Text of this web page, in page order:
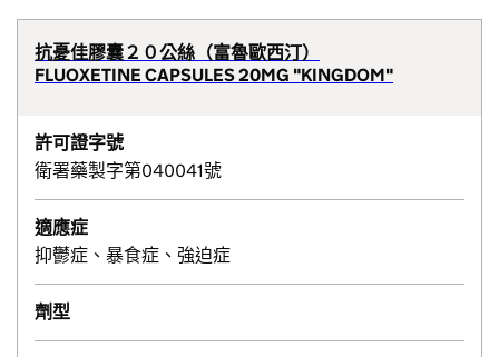
抗憂佳膠囊２０公絲（富魯歐西汀）
FLUOXETINE CAPSULES 20MG "KINGDOM"
許可證字號
衛署藥製字第040041號
適應症
抑鬱症、暴食症、強迫症
劑型